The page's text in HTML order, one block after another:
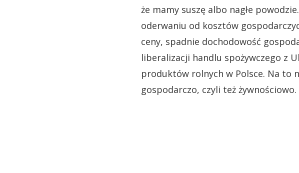
że mamy suszę albo nagłe
oderwaniu od kosztów
ceny, spadnie dochodowość
liberalizacji handlu spożywczego z
produktów rolnych w Polsce. Na to
gospodarczo, czyli też żywnościowo.